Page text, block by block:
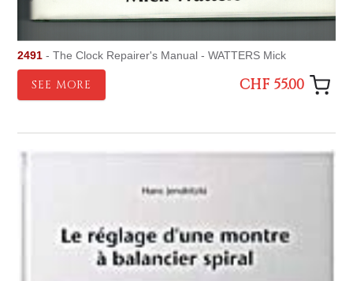
2491 - The Clock Repairer's Manual - WATTERS Mick
SEE MORE CHF 55.00